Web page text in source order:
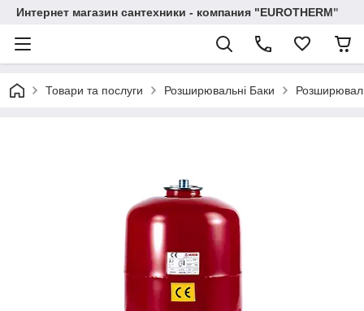
Интернет магазин сантехники - компания "EUROTHERM"
Товари та послуги Розширювальні Баки